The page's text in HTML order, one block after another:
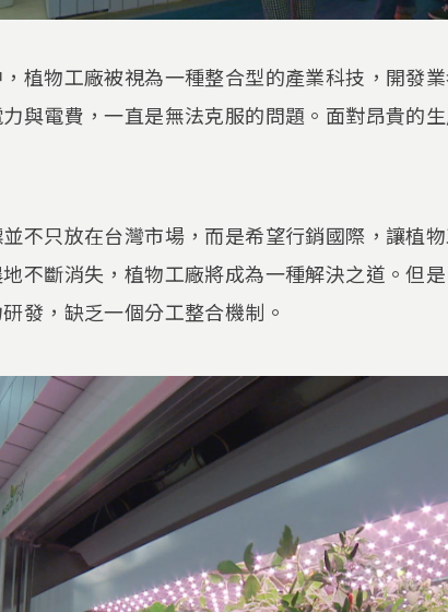
植物工廠被視為一種整合型的產業科技，開發
與電費，一直是無法克服的問題。面對昂貴的
不只放在台灣市場，而是希望行銷國際，讓植
不斷消失，植物工廠將成為一種解決之道。但
發，缺乏一個分工整合機制。